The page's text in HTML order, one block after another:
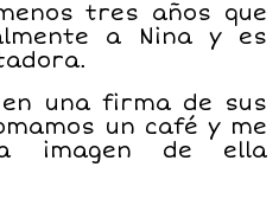
tres años que
a Nina y es
en una firma de sus
un café y me
imagen de ella